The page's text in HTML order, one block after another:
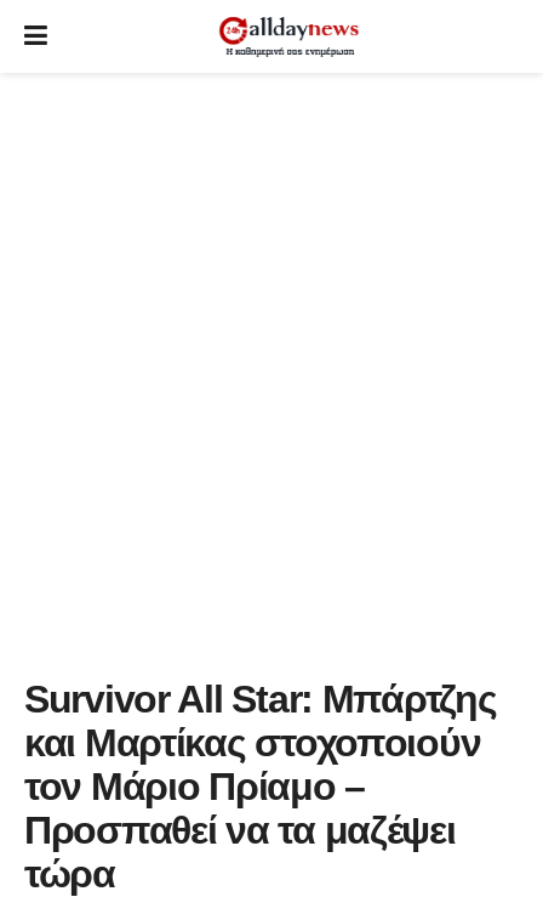
Survivor All Star: Μπάρτζης
και Μαρτίκας στοχοποιούν
τον Μάριο Πρίαμο –
Προσπαθεί να τα μαζέψει
τώρα